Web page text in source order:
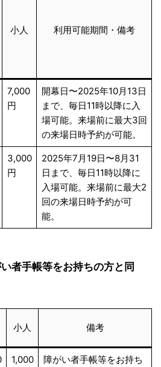
小人 利用可能期間・備考
7,000
円
開幕日〜2025年10月13日
まで、毎日11時以降に入
場可能。来場前に最大3回
の来場日時予約が可能。
3,000
円
2025年7月19日〜8月31
日まで、毎日11時以降に
入場可能。来場前に最大2
回の来場日時予約が可
能。
者手帳等をお持ちの方と同
小人 備考
1,000
障がい者手帳等をお持ち